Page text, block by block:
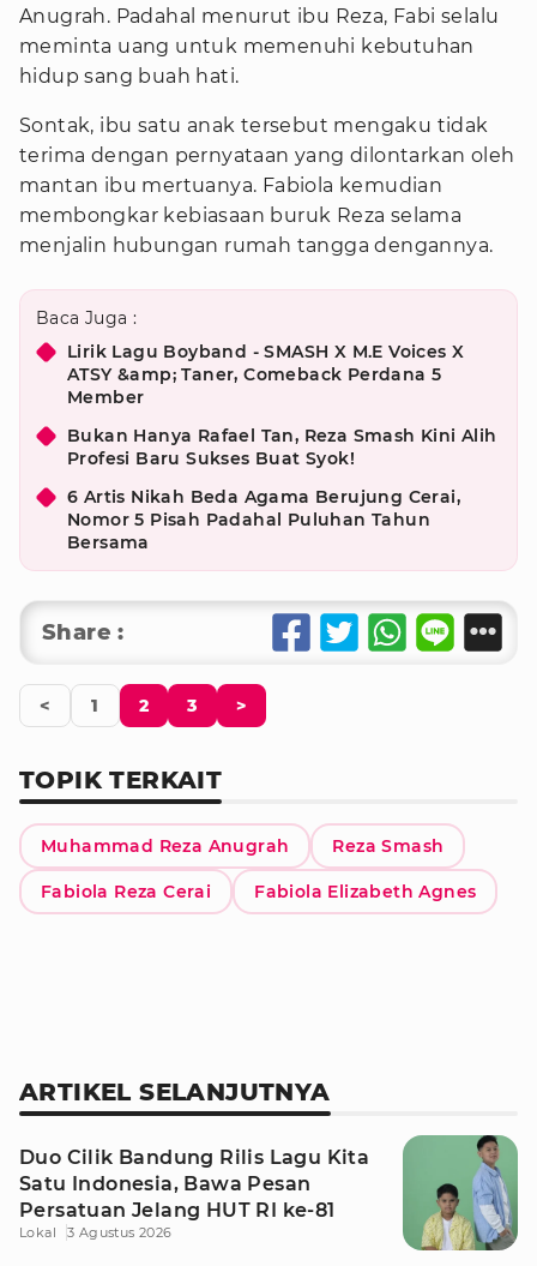
Anugrah. Padahal menurut ibu Reza, Fabi selalu
meminta uang untuk memenuhi kebutuhan
hidup sang buah hati.
Sontak, ibu satu anak tersebut mengaku tidak
terima dengan pernyataan yang dilontarkan oleh
mantan ibu mertuanya. Fabiola kemudian
membongkar kebiasaan buruk Reza selama
menjalin hubungan rumah tangga dengannya.
Baca Juga :
Lirik Lagu Boyband - SMASH X M.E Voices X
ATSY &amp; Taner, Comeback Perdana 5
Member
Bukan Hanya Rafael Tan, Reza Smash Kini Alih
Profesi Baru Sukses Buat Syok!
6 Artis Nikah Beda Agama Berujung Cerai,
Nomor 5 Pisah Padahal Puluhan Tahun
Bersama
Share :
< 1 2 3 >
TOPIK TERKAIT
Muhammad Reza Anugrah Reza Smash
Fabiola Reza Cerai Fabiola Elizabeth Agnes
ARTIKEL SELANJUTNYA
Duo Cilik Bandung Rilis Lagu Kita
Satu Indonesia, Bawa Pesan
Persatuan Jelang HUT RI ke-81
Lokal 3 Agustus 2026